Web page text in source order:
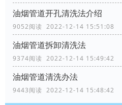
油烟管道开孔清洗法介绍
9052阅读 2022-12-14 15:51:08
油烟管道拆卸清洗法
9374阅读 2022-12-14 15:49:42
油烟管道清洗办法
9443阅读 2022-12-14 15:48:42